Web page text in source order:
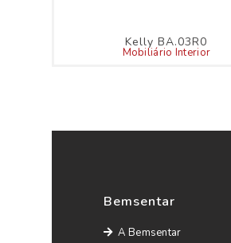
Kelly BA.03R0
Mobiliário Interior
Bemsentar
A Bemsentar